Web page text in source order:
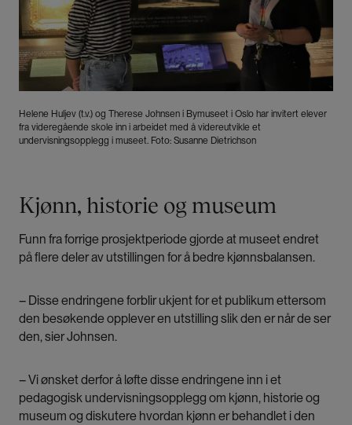
Helene Huljev (t.v.) og Therese Johnsen i Bymuseet i Oslo har invitert elever
fra videregående skole inn i arbeidet med å videreutvikle et
undervisningsopplegg i museet. Foto: Susanne Dietrichson
Kjønn, historie og museum
Funn fra forrige prosjektperiode gjorde at museet endret
på flere deler av utstillingen for å bedre kjønnsbalansen.
– Disse endringene forblir ukjent for et publikum ettersom
den besøkende opplever en utstilling slik den er når de ser
den, sier Johnsen.
– Vi ønsket derfor å løfte disse endringene inn i et
pedagogisk undervisningsopplegg om kjønn, historie og
museum og diskutere hvordan kjønn er behandlet i den